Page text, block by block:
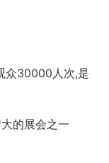
众30000人次,是
的展会之一